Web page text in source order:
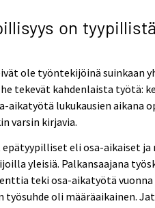
on
ole työntekijöinä suinkaan
tekevät kahdenlaista työtä:
aikatyötä lukukausien aikana
varsin kirjavia.
eli osa-aikaiset
yleisiä. Palkansaajana
teki osa-aikatyötä vuonna
työsuhde oli määräaikainen.